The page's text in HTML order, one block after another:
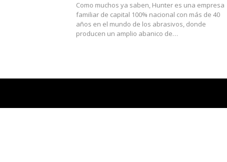
Como muchos ya saben, Hunter es una empresa
familiar de capital 100% nacional con más de 40
años en el mundo de los abrasivos, donde
producen un amplio abanico de…